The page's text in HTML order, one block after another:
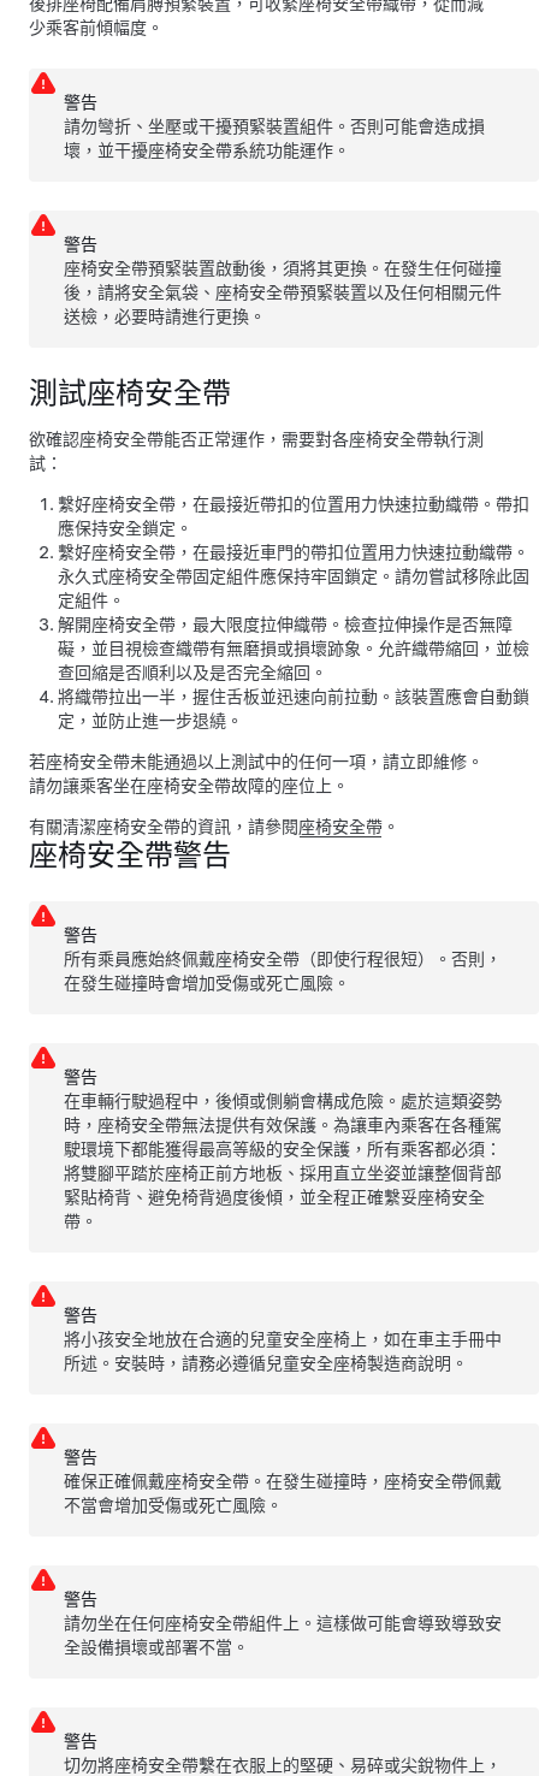
少乘客前傾幅度。
警告
請勿彎折、坐壓或干擾預緊裝置組件。否則可能會造成損
壞，並干擾座椅安全帶系統功能運作。
警告
座椅安全帶預緊裝置啟動後，須將其更換。在發生任何碰撞
後，請將安全氣袋、座椅安全帶預緊裝置以及任何相關元件
送檢，必要時請進行更換。
測試座椅安全帶
欲確認座椅安全帶能否正常運作，需要對各座椅安全帶執行測
試：
繫好座椅安全帶，在最接近帶扣的位置用力快速拉動織帶。帶扣
應保持安全鎖定。
繫好座椅安全帶，在最接近車門的帶扣位置用力快速拉動織帶。
永久式座椅安全帶固定組件應保持牢固鎖定。請勿嘗試移除此固
定組件。
解開座椅安全帶，最大限度拉伸織帶。檢查拉伸操作是否無障
礙，並目視檢查織帶有無磨損或損壞跡象。允許織帶縮回，並檢
查回縮是否順利以及是否完全縮回。
將織帶拉出一半，握住舌板並迅速向前拉動。該裝置應會自動鎖
定，並防止進一步退繞。
若座椅安全帶未能通過以上測試中的任何一項，請立即維修。
請勿讓乘客坐在座椅安全帶故障的座位上。
有關清潔座椅安全帶的資訊，請參閱座椅安全帶 。
座椅安全帶警告
警告
所有乘員應始終佩戴座椅安全帶（即使行程很短）。否則，
在發生碰撞時會增加受傷或死亡風險。
警告
在車輛行駛過程中，後傾或側躺會構成危險。處於這類姿勢
時，座椅安全帶無法提供有效保護。為讓車內乘客在各種駕
駛環境下都能獲得最高等級的安全保護，所有乘客都必須：
將雙腳平踏於座椅正前方地板、採用直立坐姿並讓整個背部
緊貼椅背、避免椅背過度後傾，並全程正確繫妥座椅安全
帶。
警告
將小孩安全地放在合適的兒童安全座椅上，如在車主手冊中
所述。安裝時，請務必遵循兒童安全座椅製造商說明。
警告
確保正確佩戴座椅安全帶。在發生碰撞時，座椅安全帶佩戴
不當會增加受傷或死亡風險。
警告
請勿坐在任何座椅安全帶組件上。這樣做可能會導致導致安
全設備損壞或部署不當。
警告
切勿將座椅安全帶繫在衣服上的堅硬、易碎或尖銳物件上，